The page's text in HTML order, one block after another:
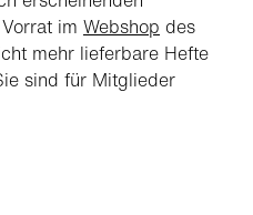
im Webshop des
mehr lieferbare Hefte
sind für Mitglieder